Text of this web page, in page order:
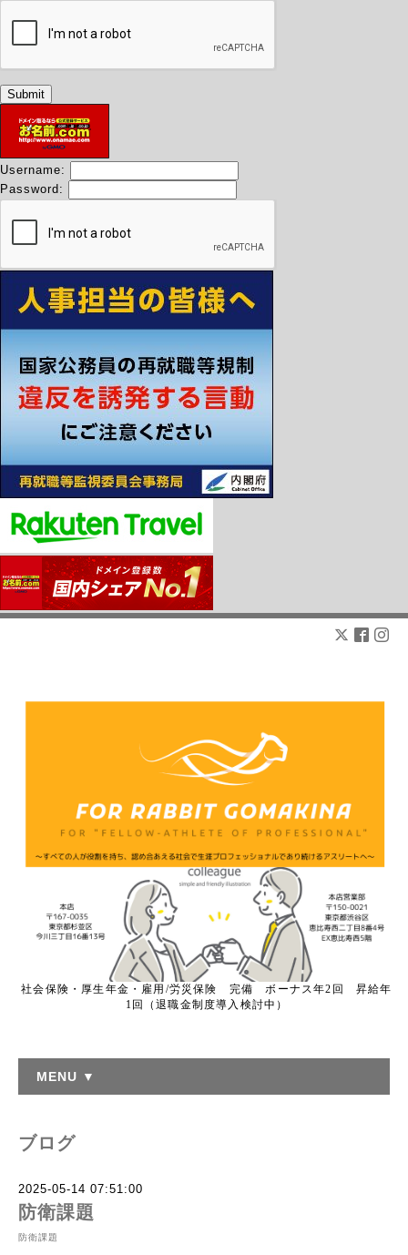
Username:
Password:
社会保険・厚生年金・雇用/労災保険 完備 ボーナス年2回 昇給年
1回（退職金制度導入検討中）
MENU ▼
ブログ
2025-05-14 07:51:00
防衛課題
防衛課題